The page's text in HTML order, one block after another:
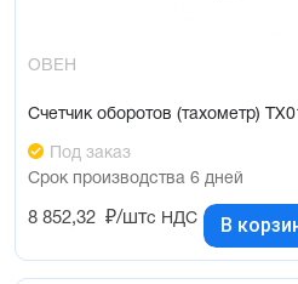
ОВЕН
Счетчик оборотов (тахометр)
Под заказ
Срок производства 6 дней
8 852,32 ₽/штс НДС В